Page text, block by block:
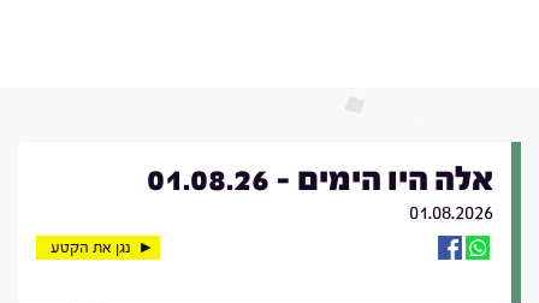
אלה היו הימים - 01.08.26
01.08.2026
נגן את הקטע